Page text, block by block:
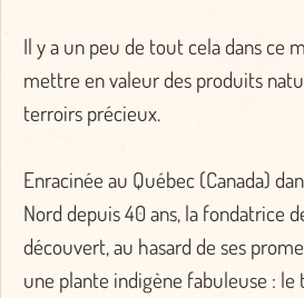
Il y a un peu de tout cela dans ce
mettre en valeur des produits
terroirs précieux.
Enracinée au Québec (Canada)
Nord depuis 40 ans, la fondatrice
découvert, au hasard de ses
une plante indigène fabuleuse : le